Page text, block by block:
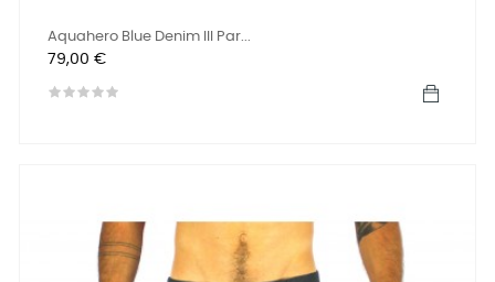
Aquahero Blue Denim III Par...
Prix
79,00 €